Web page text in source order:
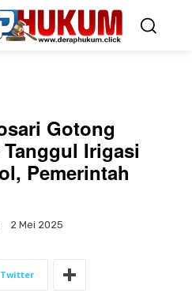
Gotong
Irigasi
Pemerintah
2 Mei 2025
Twitter